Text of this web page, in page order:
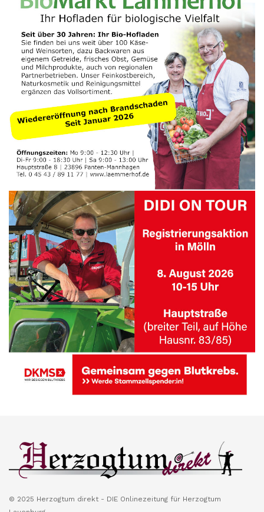
© 2025 Herzogtum direkt - DIE Onlinezeitung für Herzogtum